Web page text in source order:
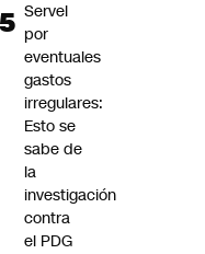
Servel
por
eventuales
gastos
irregulares:
Esto se
sabe de
la
investigación
contra
el PDG